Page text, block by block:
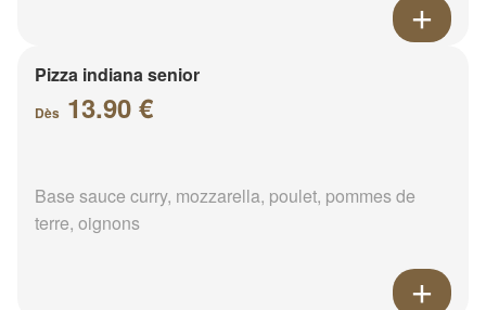
Pizza indiana senior
Dès 13.90 €
Base sauce curry, mozzarella, poulet, pommes de
terre, oignons